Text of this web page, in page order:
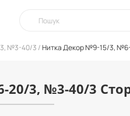
№3-40/3 Нитка Декор №9-15/3,
3, №3-40/3